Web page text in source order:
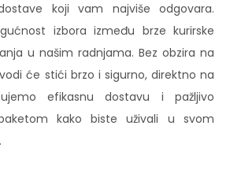
koji vam najviše odgovara.
izbora između brze kurirske
u našim radnjama. Bez obzira na
će stići brzo i sigurno, direktno na
efikasnu dostavu i pažljivo
kako biste uživali u svom